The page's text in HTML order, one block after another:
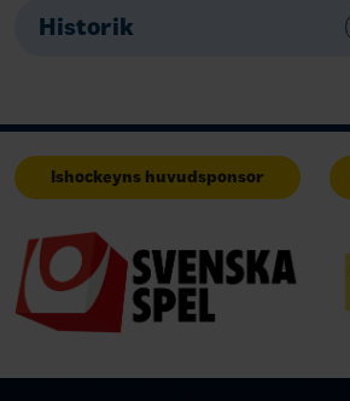
Historik
Ishockeyns huvudsponsor